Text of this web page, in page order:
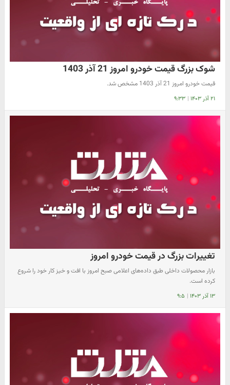
شوک بزرگ قیمت خودرو امروز 21 آذر 1403
قیمت خودرو امروز 21 آذر 1403 مشخص شد.
۲۱ آذر ۱۴۰۳ | ۹:۳۳
تغییرات بزرگ در قیمت خودرو امروز
بازار محصولات داخلی طبق داده‌های اعلامی صبح امروز با افت و خیز کار خود را شروع
کرده است.
۱۳ آذر ۱۴۰۳ | ۹:۵